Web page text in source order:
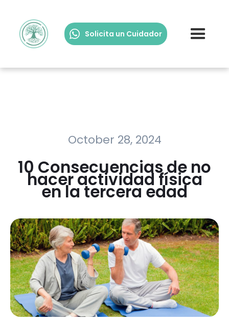
Solicita un Cuidador
October 28, 2024
10 Consecuencias de no
hacer actividad física
en la tercera edad